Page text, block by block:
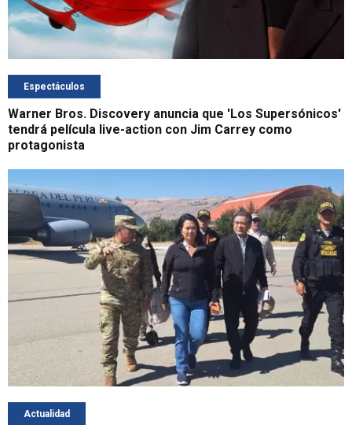
Espectáculos
Warner Bros. Discovery anuncia que 'Los Supersónicos'
tendrá película live-action con Jim Carrey como
protagonista
Actualidad